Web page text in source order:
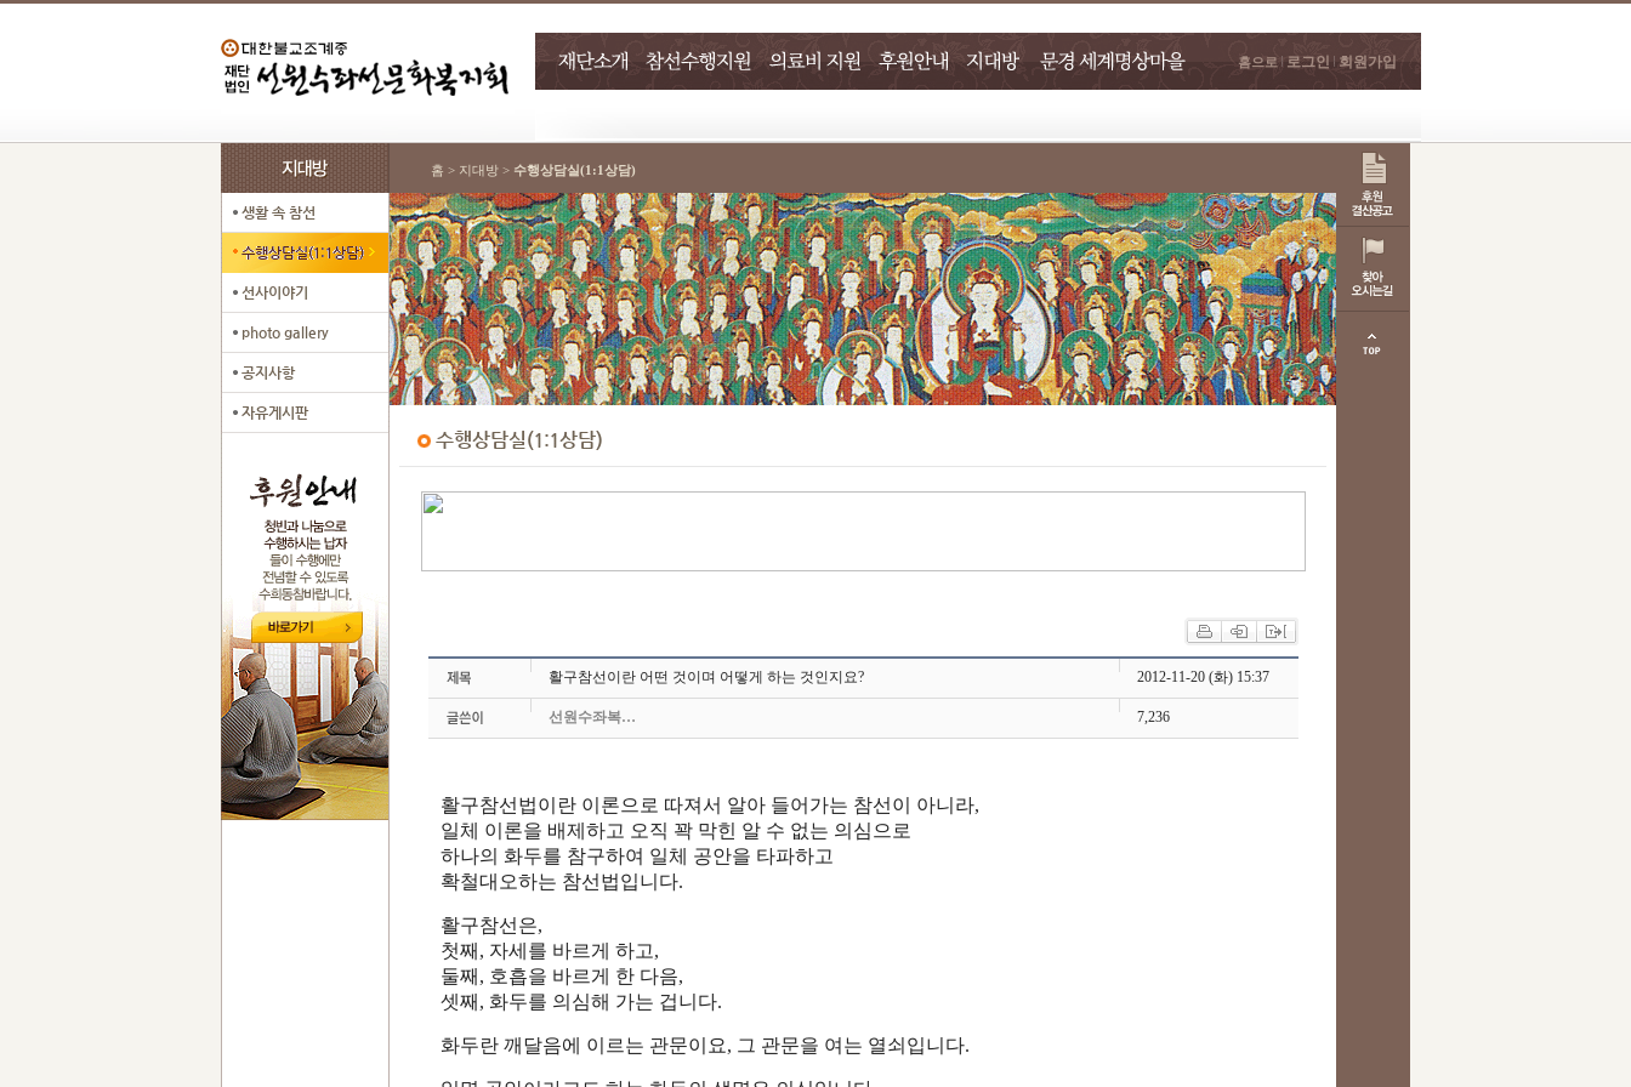
홈으로 로그인 회원가입
홈 > 지대방 > 수행상담실(1:1상담)
활구참선이란 어떤 것이며 어떻게 하는 것인지요? 2012-11-20 (화) 15:37
선원수좌복… 7,236
활구참선법이란 이론으로 따져서 알아 들어가는 참선이 아니라,
일체 이론을 배제하고 오직 꽉 막힌 알 수 없는 의심으로
하나의 화두를 참구하여 일체 공안을 타파하고
확철대오하는 참선법입니다.
활구참선은,
첫째, 자세를 바르게 하고,
둘째, 호흡을 바르게 한 다음,
셋째, 화두를 의심해 가는 겁니다.
화두란 깨달음에 이르는 관문이요, 그 관문을 여는 열쇠입니다.